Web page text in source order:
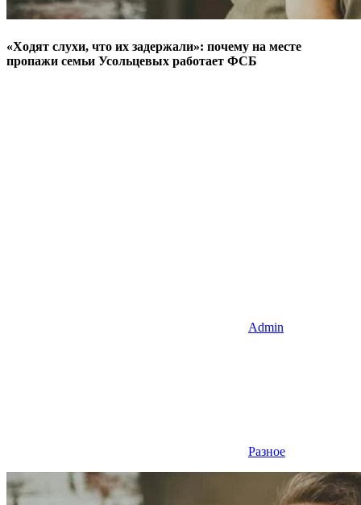
«Ходят слухи, что их задержали»: почему на месте
пропажи семьи Усольцевых работает ФСБ
Admin
Разное